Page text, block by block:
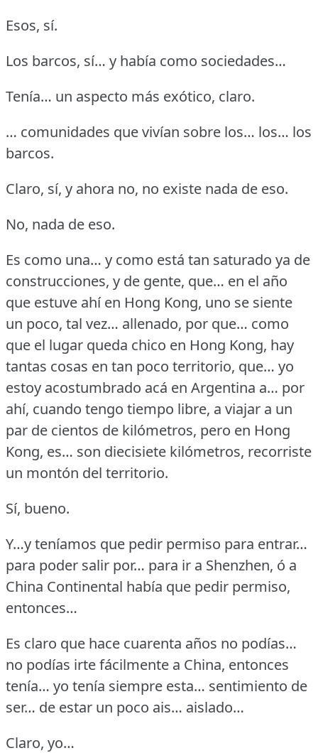
Esos, sí.
Los barcos, sí… y había como sociedades…
Tenía… un aspecto más exótico, claro.
… comunidades que vivían sobre los… los… los
barcos.
Claro, sí, y ahora no, no existe nada de eso.
No, nada de eso.
Es como una… y como está tan saturado ya de
construcciones, y de gente, que… en el año
que estuve ahí en Hong Kong, uno se siente
un poco, tal vez… allenado, por que… como
que el lugar queda chico en Hong Kong, hay
tantas cosas en tan poco territorio, que… yo
estoy acostumbrado acá en Argentina a… por
ahí, cuando tengo tiempo libre, a viajar a un
par de cientos de kilómetros, pero en Hong
Kong, es… son diecisiete kilómetros, recorriste
un montón del territorio.
Sí, bueno.
Y…y teníamos que pedir permiso para entrar…
para poder salir por… para ir a Shenzhen, ó a
China Continental había que pedir permiso,
entonces…
Es claro que hace cuarenta años no podías…
no podías irte fácilmente a China, entonces
tenía… yo tenía siempre esta… sentimiento de
ser… de estar un poco ais… aislado…
Claro, yo…